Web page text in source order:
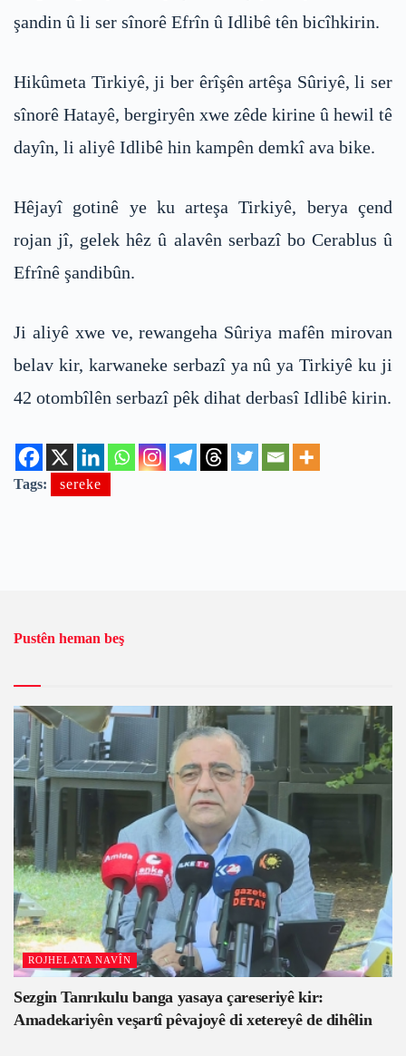
şandin û li ser sînorê Efrîn û Idlibê tên bicîhkirin.
Hikûmeta Tirkiyê, ji ber êrîşên artêşa Sûriyê, li ser
sînorê Hatayê, bergiryên xwe zêde kirine û hewil tê
dayîn, li aliyê Idlibê hin kampên demkî ava bike.
Hêjayî gotinê ye ku arteşa Tirkiyê, berya çend
rojan jî, gelek hêz û alavên serbazî bo Cerablus û
Efrînê şandibûn.
Ji aliyê xwe ve, rewangeha Sûriya mafên mirovan
belav kir, karwaneke serbazî ya nû ya Tirkiyê ku ji
42 otombîlên serbazî pêk dihat derbasî Idlibê kirin.
Tags: sereke
Pustên heman beş
ROJHELATA NAVÎN
Sezgin Tanrıkulu banga yasaya çareseriyê kir:
Amadekariyên veşartî pêvajoyê di xetereyê de dihêlin